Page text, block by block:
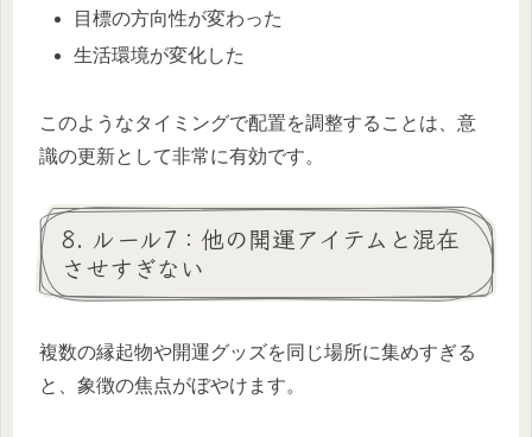
目標の方向性が変わった
生活環境が変化した
このようなタイミングで配置を調整することは、意
識の更新として非常に有効です。
8. ルール7：他の開運アイテムと混在
させすぎない
複数の縁起物や開運グッズを同じ場所に集めすぎる
と、象徴の焦点がぼやけます。